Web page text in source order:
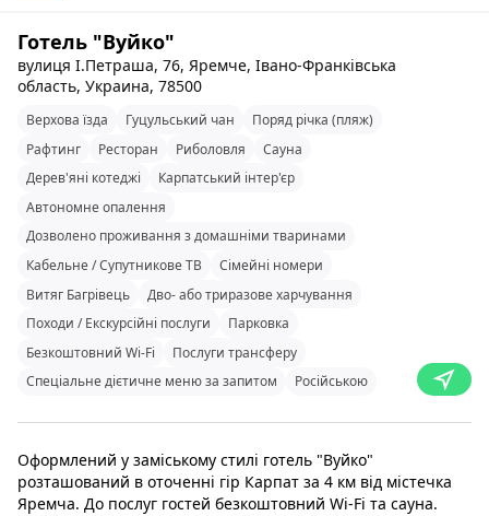
Готель "Вуйко"
вулиця І.Петраша, 76, Яремче, Івано-Франківська
область, Украина, 78500
Верхова їзда Гуцульський чан
Поряд річка (пляж)
Рафтинг
Ресторан Риболовля
Сауна
Дерев'яні котеджі
Карпатський інтер'єр
Автономне опалення
Дозволено проживання з домашніми тваринами
Кабельне / Супутникове ТВ
Сімейні номери
Витяг Багрівець
Дво- або триразове харчування
Походи / Екскурсійні послуги
Парковка
Безкоштовний Wi-Fi
Послуги трансферу
Спеціальне дієтичне меню за запитом
Російською
Оформлений у заміському стилі готель "Вуйко"
розташований в оточенні гір Карпат за 4 км від містечка
Яремча. До послуг гостей безкоштовний Wi-Fi та сауна.